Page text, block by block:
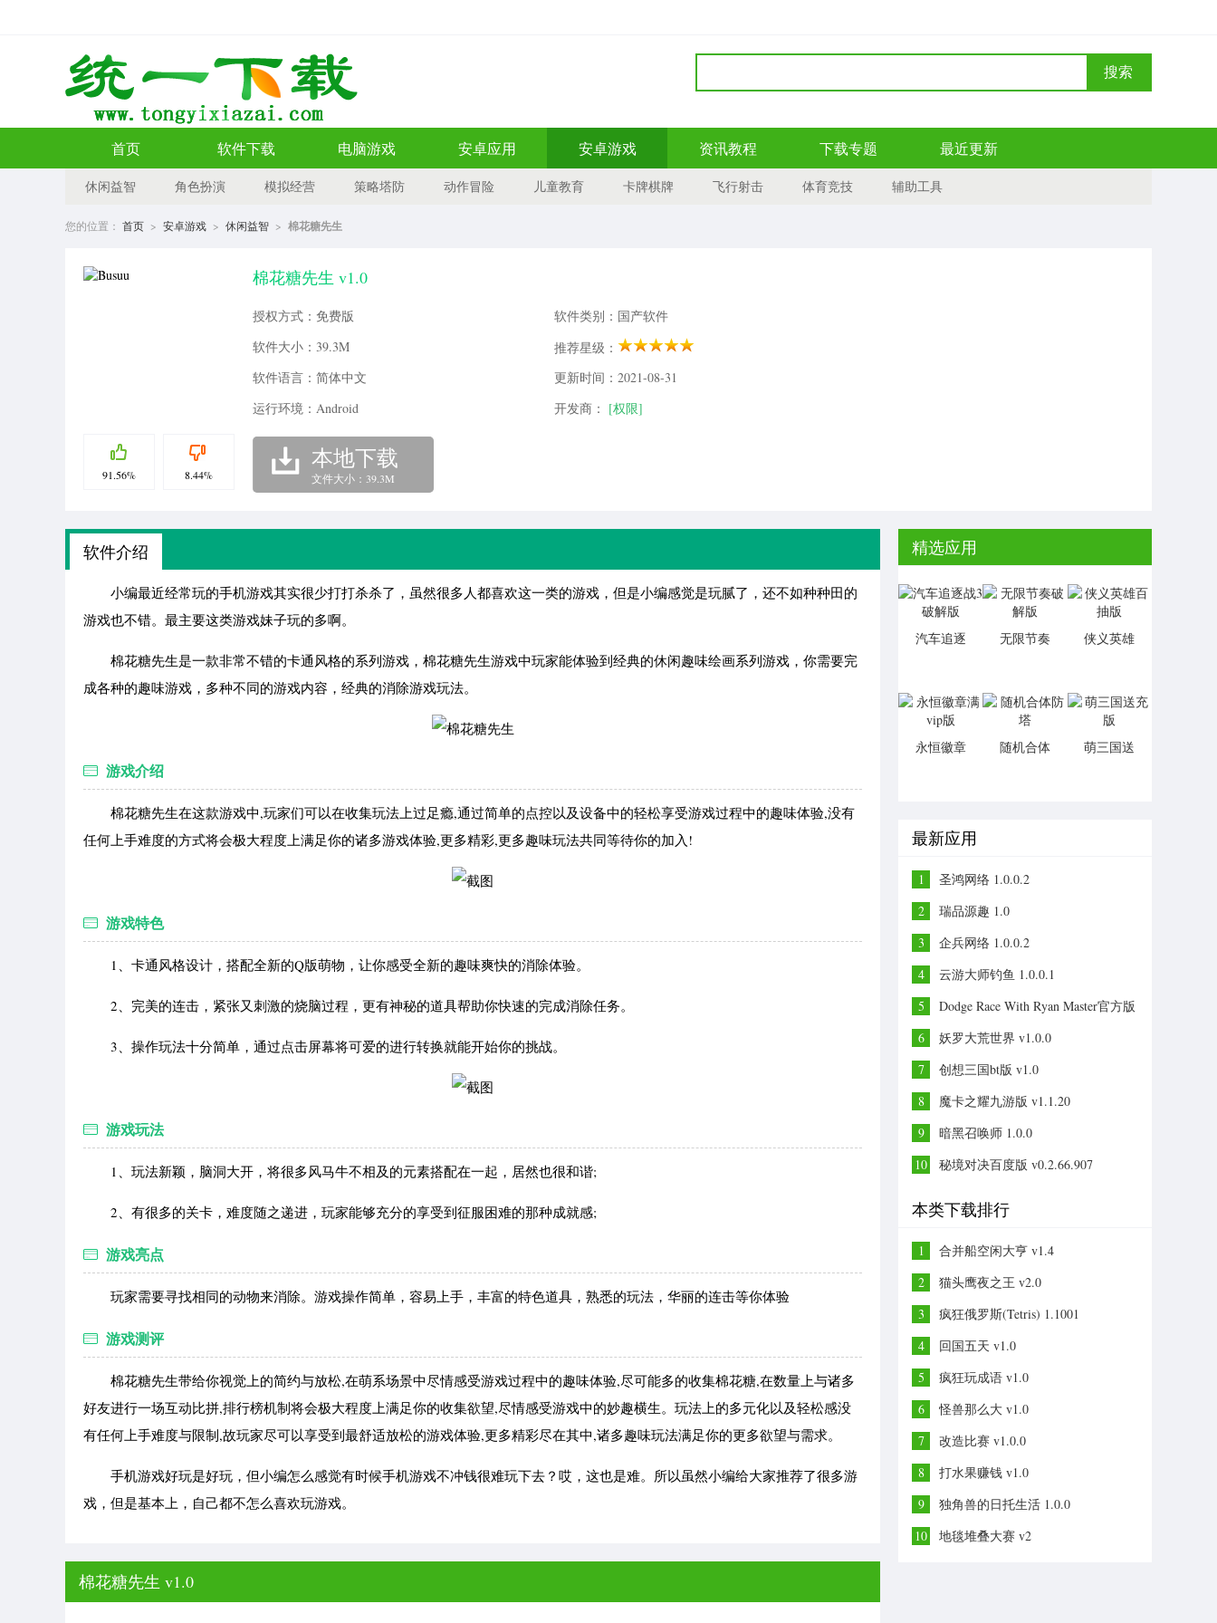
搜索
首页 软件下载 电脑游戏 安卓应用 安卓游戏 资讯教程 下载专题 最近更新
休闲益智 角色扮演 模拟经营 策略塔防 动作冒险 儿童教育 卡牌棋牌 飞行射击 体育竞技 辅助工具
您的位置： 首页 > 安卓游戏 > 休闲益智 > 棉花糖先生
91.56% 8.44%
棉花糖先生 v1.0
授权方式：免费版
软件类别：国产软件
软件大小：39.3M
推荐星级：
软件语言：简体中文
更新时间：2021-08-31
运行环境：Android
开发商： [权限]
本地下载
文件大小：39.3M
软件介绍
小编最近经常玩的手机游戏其实很少打打杀杀了，虽然很多人都喜欢这一类的游戏，但是小编感觉是玩腻了，还不如种种田的
游戏也不错。最主要这类游戏妹子玩的多啊。
棉花糖先生是一款非常不错的卡通风格的系列游戏，棉花糖先生游戏中玩家能体验到经典的休闲趣味绘画系列游戏，你需要完
成各种的趣味游戏，多种不同的游戏内容，经典的消除游戏玩法。
游戏介绍
棉花糖先生在这款游戏中,玩家们可以在收集玩法上过足瘾,通过简单的点控以及设备中的轻松享受游戏过程中的趣味体验,没有
任何上手难度的方式将会极大程度上满足你的诸多游戏体验,更多精彩,更多趣味玩法共同等待你的加入!
游戏特色
1、卡通风格设计，搭配全新的Q版萌物，让你感受全新的趣味爽快的消除体验。
2、完美的连击，紧张又刺激的烧脑过程，更有神秘的道具帮助你快速的完成消除任务。
3、操作玩法十分简单，通过点击屏幕将可爱的进行转换就能开始你的挑战。
游戏玩法
1、玩法新颖，脑洞大开，将很多风马牛不相及的元素搭配在一起，居然也很和谐;
2、有很多的关卡，难度随之递进，玩家能够充分的享受到征服困难的那种成就感;
游戏亮点
玩家需要寻找相同的动物来消除。游戏操作简单，容易上手，丰富的特色道具，熟悉的玩法，华丽的连击等你体验
游戏测评
棉花糖先生带给你视觉上的简约与放松,在萌系场景中尽情感受游戏过程中的趣味体验,尽可能多的收集棉花糖,在数量上与诸多
好友进行一场互动比拼,排行榜机制将会极大程度上满足你的收集欲望,尽情感受游戏中的妙趣横生。玩法上的多元化以及轻松感没
有任何上手难度与限制,故玩家尽可以享受到最舒适放松的游戏体验,更多精彩尽在其中,诸多趣味玩法满足你的更多欲望与需求。
手机游戏好玩是好玩，但小编怎么感觉有时候手机游戏不冲钱很难玩下去？哎，这也是难。所以虽然小编给大家推荐了很多游
戏，但是基本上，自己都不怎么喜欢玩游戏。
棉花糖先生 v1.0
精选应用
汽车追逐
无限节奏
侠义英雄
永恒徽章
随机合体
萌三国送
最新应用
1
圣鸿网络 1.0.0.2
2
瑞品源趣 1.0
3
企兵网络 1.0.0.2
4
云游大师钓鱼 1.0.0.1
5
Dodge Race With Ryan Master官方版
6
妖罗大荒世界 v1.0.0
7
创想三国bt版 v1.0
8
魔卡之耀九游版 v1.1.20
9
暗黑召唤师 1.0.0
10
秘境对决百度版 v0.2.66.907
本类下载排行
1
合并船空闲大亨 v1.4
2
猫头鹰夜之王 v2.0
3
疯狂俄罗斯(Tetris) 1.1001
4
回国五天 v1.0
5
疯狂玩成语 v1.0
6
怪兽那么大 v1.0
7
改造比赛 v1.0.0
8
打水果赚钱 v1.0
9
独角兽的日托生活 1.0.0
10
地毯堆叠大赛 v2